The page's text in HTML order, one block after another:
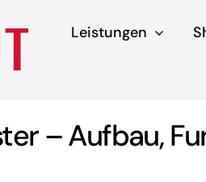
Leistungen
– Aufbau,